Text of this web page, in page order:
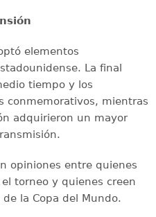
elementos
La final
tiempo y los
conmemorativos, mientras
adquirieron un mayor
opiniones entre quienes
torneo y quienes creen
la Copa del Mundo.